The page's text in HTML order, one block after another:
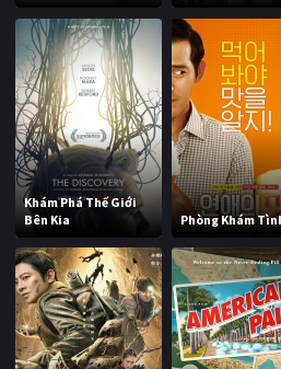
Khám Phá Thế Giới
Bên Kia
Phòng Khám